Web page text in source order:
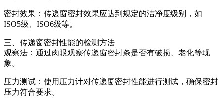
密封效果：传递窗密封效果应达到规定的洁净度级别，如
ISO5级、ISO6级等。
三、传递窗密封性能的检测方法
观察法：通过肉眼观察传递窗密封条是否有破损、老化等现
象。
压力测试：使用压力计对传递窗密封性能进行测试，确保密封
压力符合要求。